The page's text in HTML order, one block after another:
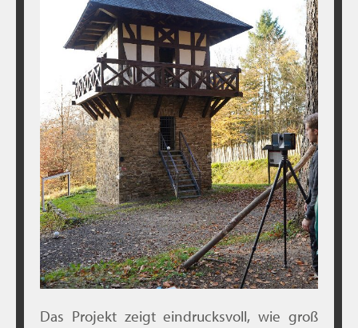
Das Projekt zeigt eindrucksvoll, wie groß